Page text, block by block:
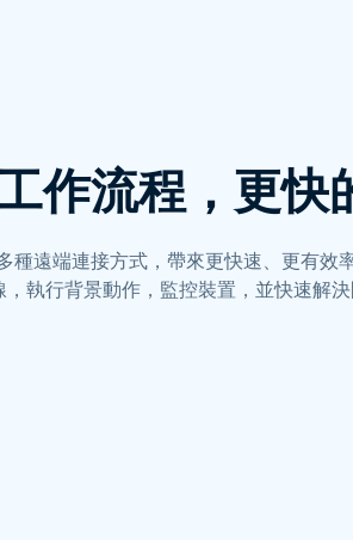
作流程，更快
種遠端連接方式，帶來更快速、更有效
執行背景動作，監控裝置，並快速解決